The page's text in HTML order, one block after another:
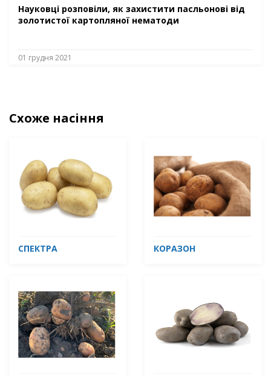
Науковці розповіли, як захистити пасльонові від
золотистої картопляної нематоди
01 грудня 2021
Схоже насіння
СПЕКТРА КОРАЗОН